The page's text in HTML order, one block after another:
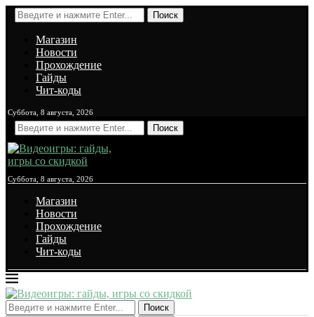
Поиск
Магазин
Новости
Прохождение
Гайды
Чит-коды
Суббота, 8 августа, 2026
Поиск
Суббота, 8 августа, 2026
Магазин
Новости
Прохождение
Гайды
Чит-коды
Поиск